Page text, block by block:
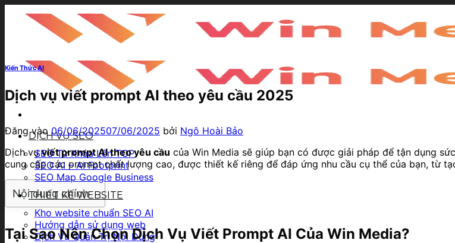
DỊCH VỤ SEO
SEO Từ Khóa Lên TOP
SEO AI – AI Footprint
SEO Map Google Business
THIẾT KẾ WEBSITE
Kho website chuẩn SEO AI
Hướng dẫn sử dụng web
Dịch Vụ Quản Trị Nội Dung
Kiến Thức AI
Dịch vụ viết prompt AI theo yêu cầu 2025
Đăng vào 06/06/202507/06/2025 bởi Ngô Hoài Bảo
Dịch vụviết prompt AI theo yêu cầu của Win Media sẽ giúp bạn có được giải pháp để tận dụng
cung cấp các prompt chất lượng cao, được thiết kế riêng để đáp ứng nhu cầu cụ thể của bạn, từ
Nội dung chính
Tại Sao Nên Chọn Dịch Vụ Viết Prompt AI Của Win Media?